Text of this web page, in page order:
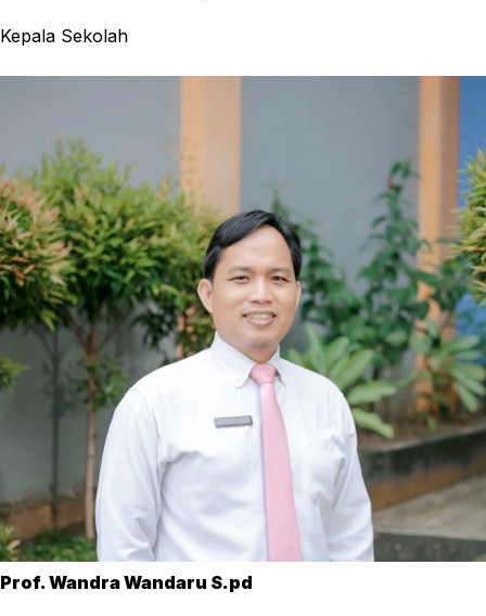
Kepala Sekolah
Prof. Wandra Wandaru S.pd